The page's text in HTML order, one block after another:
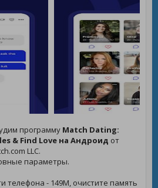
программу Match Dating:
& Find Love на Андроид от
LLC.
параметры.
телефона - 149M, очистите память